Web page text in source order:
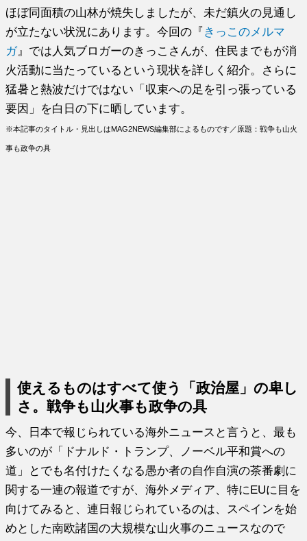
ほぼ同面積の山林が焼失しましたが、未だ鎮火の見通し
が立たない状況にあります。今回の『 きっこのメルマ
ガ』では人気ブロガーのきっこさんが、住民までもが消
火活動に当たっているという現状を詳しく紹介。さらに
猛暑と熱波だけではない「収束への足を引っ張っている
要因」を白日の下に晒しています。
※本記事のタイトル・見出しはMAG2NEWS編集部によるものです／原題：戦争も山火
事も政争の具
使えるものはすべて使う「政治屋」の卑し
さ。戦争も山火事も政争の具
今、日本で報じられている海外ニュースと言うと、最も
多いのが「ドナルド・トランプ、ノーベル平和賞への
道」とでも名付けたくなる愚か者の自作自演の茶番劇に
関する一連の報道ですが、海外メディア、特にEUに目を
向けてみると、連日報じられているのは、スペインを始
めとした南欧諸国の大規模な山火事のニュースなので